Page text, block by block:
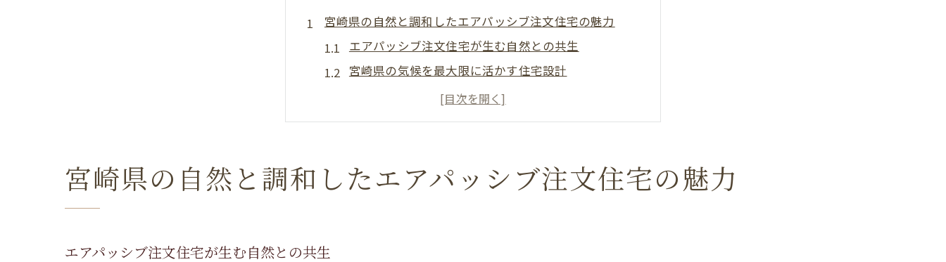
宮崎県の自然と調和したエアパッシブ注文住宅の魅力
エアパッシブ注文住宅が生む自然との共生
宮崎県の気候を最大限に活かす住宅設計
自然素材を使ったエコフレンドリーな家づくり
地域の景観に溶け込む美しい建築デザイン
宮崎県特有の自然を生かしたエコ住宅の可能性
エアパッシブ注文住宅が実現する持続可能な住まい
宮崎県の自然と調和したエアパッシブ注文住宅の魅力
エアパッシブ注文住宅が生む自然との共生